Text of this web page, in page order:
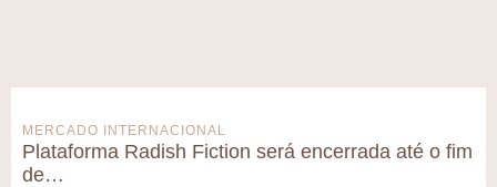
MERCADO INTERNACIONAL
Plataforma Radish Fiction será encerrada até o fim
de…